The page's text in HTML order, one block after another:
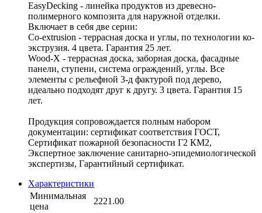
EasyDecking - линейка продуктов из древесно-
полимерного композита для наружной отделки.
Включает в себя две серии:
Co-extrusion - террасная доска и углы, по технологии ко-
экструзия. 4 цвета. Гарантия 25 лет.
Wood-X - террасная доска, заборная доска, фасадные
панели, ступени, система ограждений, углы. Все
элементы с рельефной 3-д фактурой под дерево,
идеально подходят друг к другу. 3 цвета. Гарантия 15
лет.
Продукция сопровождается полным набором
документации: сертификат соответствия ГОСТ,
Сертификат пожарной безопасности Г2 КМ2,
Экспертное заключение санитарно-эпидемиологической
экспертизы, Гарантийный сертификат.
Характеристики
Минимальная
цена
2221.00